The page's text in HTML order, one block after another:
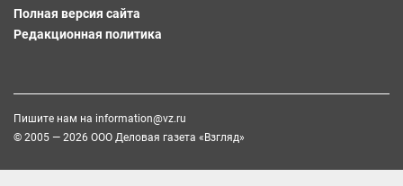
Полная версия сайта
Редакционная политика
Пишите нам на information@vz.ru
© 2005 — 2026 ООО Деловая газета «Взгляд»